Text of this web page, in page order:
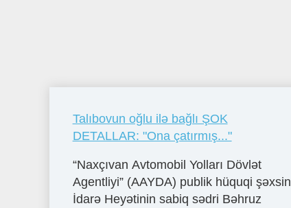
Talıbovun oğlu ilə bağlı ŞOK
DETALLAR: "Ona çatırmış..."
“Naxçıvan Avtomobil Yolları Dövlət
Agentliyi” (AAYDA) publik hüquqi şəxsin
İdarə Heyətinin sabiq sədri Bəhruz